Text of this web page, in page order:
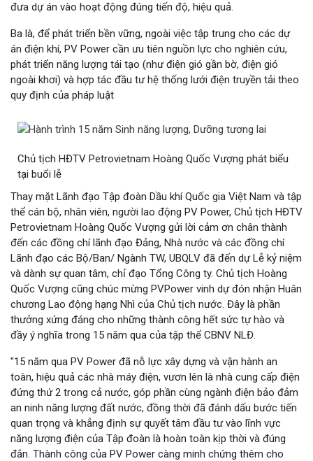
đưa dự án vào hoạt động đúng tiến độ, hiệu quả.
Ba là, để phát triển bền vững, ngoài việc tập trung cho các dự
án điện khí, PV Power cần ưu tiên nguồn lực cho nghiên cứu,
phát triển năng lượng tái tạo (như điện gió gần bờ, điện gió
ngoài khơi) và hợp tác đầu tư hệ thống lưới điện truyền tải theo
quy định của pháp luật
Chủ tịch HĐTV Petrovietnam Hoàng Quốc Vượng phát biểu
tại buổi lễ
Thay mặt Lãnh đạo Tập đoàn Dầu khí Quốc gia Việt Nam và tập
thể cán bộ, nhân viên, người lao động PV Power, Chủ tịch HĐTV
Petrovietnam Hoàng Quốc Vượng gửi lời cảm ơn chân thành
đến các đồng chí lãnh đạo Đảng, Nhà nước và các đồng chí
Lãnh đạo các Bộ/Ban/ Ngành TW, UBQLV đã đến dự Lễ kỷ niệm
và dành sự quan tâm, chỉ đạo Tổng Công ty. Chủ tịch Hoàng
Quốc Vượng cũng chúc mừng PVPower vinh dự đón nhận Huân
chương Lao động hạng Nhì của Chủ tịch nước. Đây là phần
thưởng xứng đáng cho những thành công hết sức tự hào và
đầy ý nghĩa trong 15 năm qua của tập thể CBNV NLĐ.
"15 năm qua PV Power đã nỗ lực xây dựng và vận hành an
toàn, hiệu quả các nhà máy điện, vươn lên là nhà cung cấp điện
đứng thứ 2 trong cả nước, góp phần cùng ngành điện bảo đảm
an ninh năng lượng đất nước, đồng thời đã đánh dấu bước tiến
quan trọng và khẳng định sự quyết tâm đầu tư vào lĩnh vực
năng lượng điện của Tập đoàn là hoàn toàn kịp thời và đúng
đắn. Thành công của PV Power càng minh chứng thêm cho